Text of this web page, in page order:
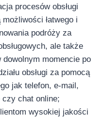
procesów obsługi
łatwego i
podróży za
ale także
momencie po
obsługi za pomocą
jak telefon, e-mail,
czy chat online;
wysokiej jakości